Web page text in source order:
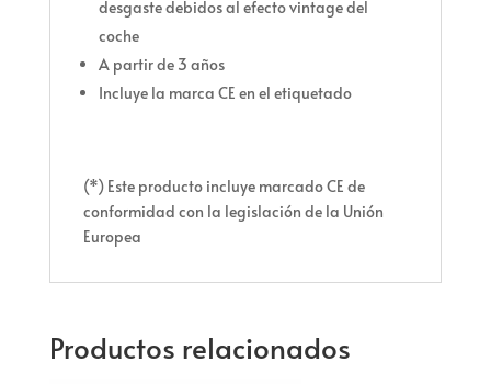
desgaste debidos al efecto vintage del
coche
A partir de 3 años
Incluye la marca CE en el etiquetado
(*) Este producto incluye marcado CE de
conformidad con la legislación de la Unión
Europea
Productos relacionados